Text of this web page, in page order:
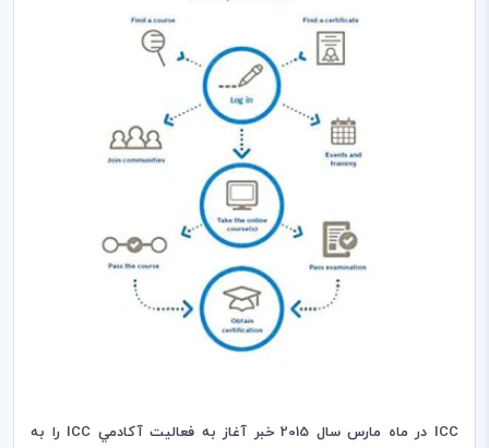
ICC در ماه مارس سال 2015 خبر آغاز به فعاليت آكادمي ICC را به